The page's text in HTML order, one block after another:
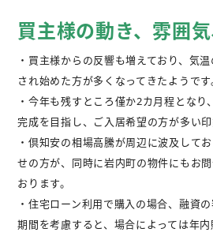
買主様の動き、雰囲
・買主様からの反響も増えており、気
され始めた方が多くなってきたようです
・今年も残すところ僅か2カ月程となり
完成を目指し、ご入居希望の方が多い印
・倶知安の相場高騰が周辺に波及して
せの方が、同時に岩内町の物件にもお
おります。
・住宅ローン利用で購入の場合、融資
期間を考慮すると、場合によっては年